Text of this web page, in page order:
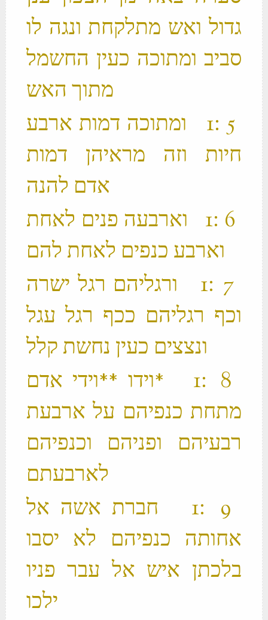
גדול ואש מתלקחת ונגה לו
סביב ומתוכה כעין החשמל
‫ 5 ׃1 ומתוכה דמות ארבע
חיות וזה מראיהן דמות
‫ 6 ׃1 וארבעה פנים לאחת
‫ 7 ׃1 ורגליהם רגל ישרה
וכף רגליהם ככף רגל עגל
‫ 8 ׃1 *וידו **וידי אדם
מתחת כנפיהם על ארבעת
רבעיהם ופניהם וכנפיהם
‫ 9 ׃1 חברת אשה אל
אחותה כנפיהם לא יסבו
בלכתן איש אל עבר פניו